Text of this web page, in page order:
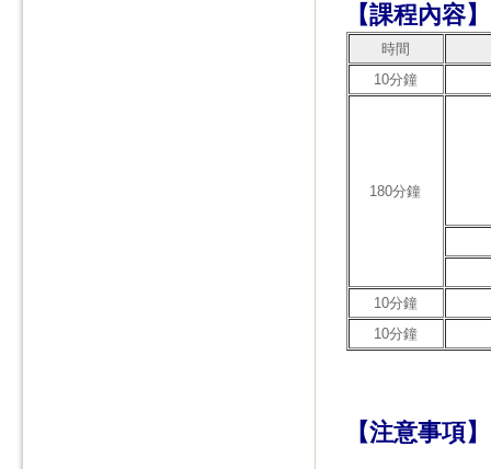
【課程內容】
時間
10分鐘
180分鐘
10分鐘
10分鐘
【注意事項】